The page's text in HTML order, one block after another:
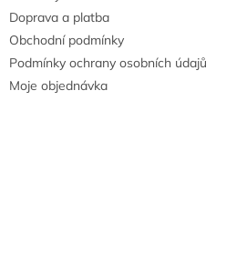
Doprava a platba
Obchodní podmínky
Podmínky ochrany osobních údajů
Moje objednávka